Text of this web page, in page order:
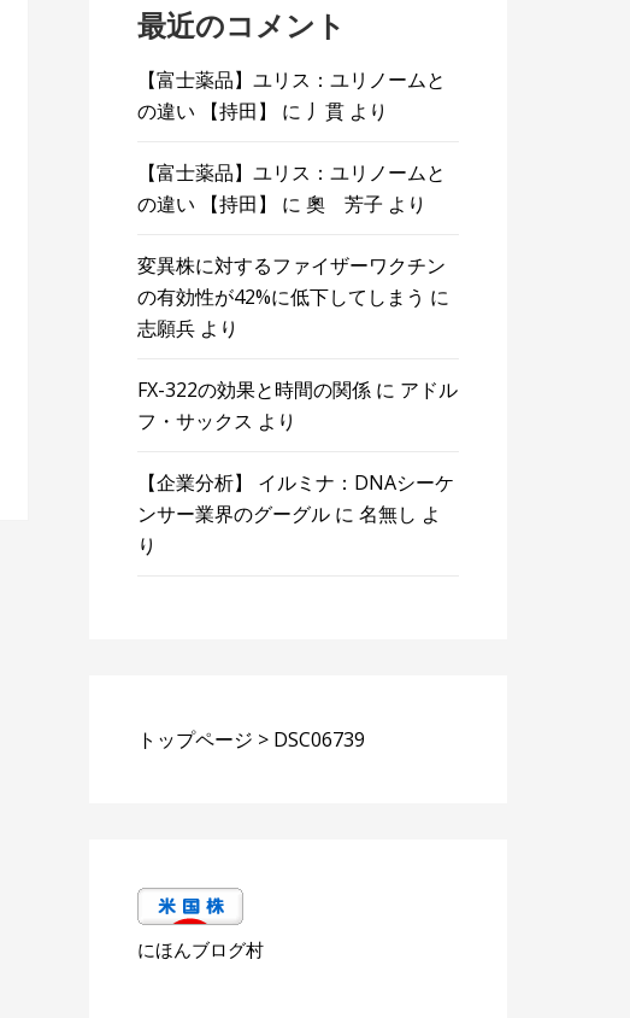
最近のコメント
【富士薬品】ユリス：ユリノームと
の違い 【持田】
に 丿貫 より
【富士薬品】ユリス：ユリノームと
の違い 【持田】
に奧 芳子 より
変異株に対するファイザーワクチン
の有効性が42%に低下してしまう に
志願兵 より
FX-322の効果と時間の関係 に アドル
フ・サックス より
【企業分析】 イルミナ：DNAシーケ
ンサー業界のグーグル に名無し よ
り
トップページ > DSC06739
にほんブログ村